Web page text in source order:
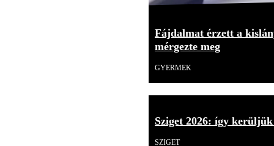
Fájdalmat érzett a
mérgezte meg
GYERMEK
Sziget 2026: így
SZIGET